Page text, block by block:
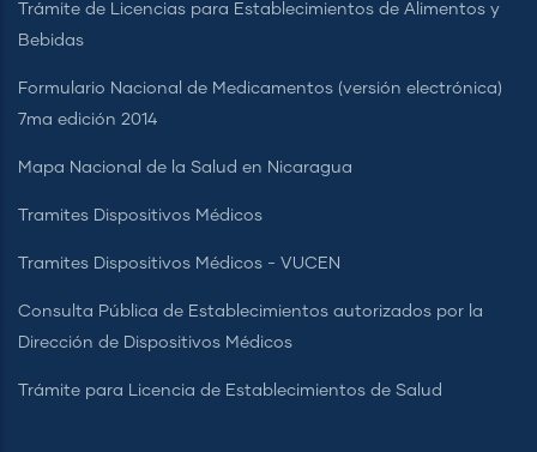
Trámite de Licencias para Establecimientos de Alimentos y
Bebidas
Formulario Nacional de Medicamentos (versión electrónica)
7ma edición 2014
Mapa Nacional de la Salud en Nicaragua
Tramites Dispositivos Médicos
Tramites Dispositivos Médicos - VUCEN
Consulta Pública de Establecimientos autorizados por la
Dirección de Dispositivos Médicos
Trámite para Licencia de Establecimientos de Salud